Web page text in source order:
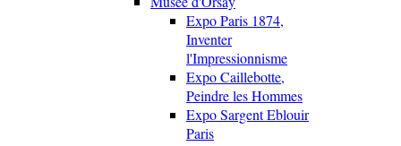
Expo Paris 1874,
Inventer
l'Impressionnisme
Expo Caillebotte,
Peindre les Hommes
Expo Sargent Eblouir
Paris